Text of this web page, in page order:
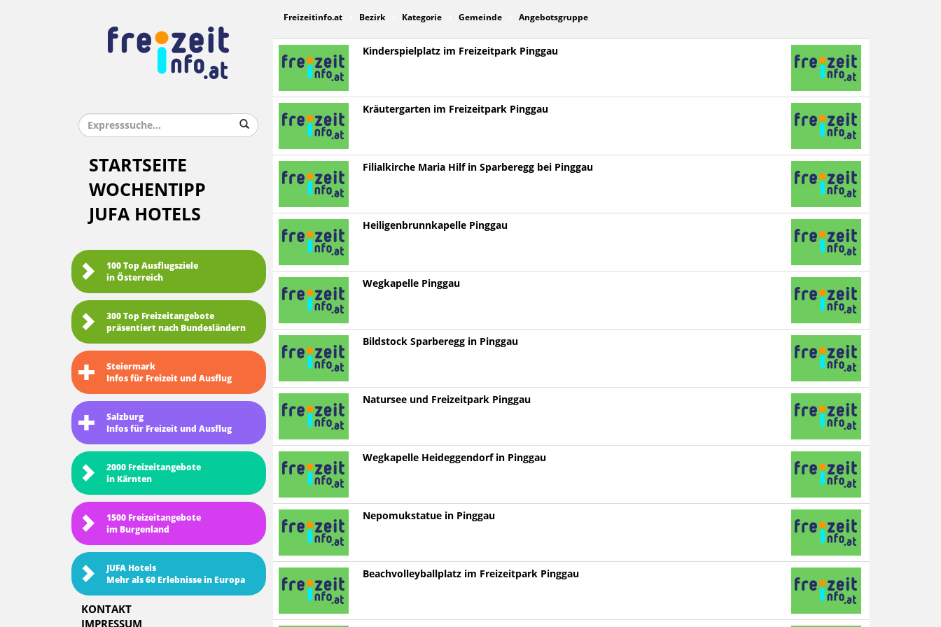
STARTSEITE
WOCHENTIPP
JUFA HOTELS
100 Top Ausflugsziele
in Österreich
300 Top Freizeitangebote
präsentiert nach Bundesländern
Steiermark
Infos für Freizeit und Ausflug
Salzburg
Infos für Freizeit und Ausflug
2000 Freizeitangebote
in Kärnten
1500 Freizeitangebote
im Burgenland
JUFA Hotels
Mehr als 60 Erlebnisse in Europa
KONTAKT
IMPRESSUM
Freizeitinfo.at Bezirk Kategorie Gemeinde Angebotsgruppe
Kinderspielplatz im Freizeitpark Pinggau
Kräutergarten im Freizeitpark Pinggau
Filialkirche Maria Hilf in Sparberegg bei Pinggau
Heiligenbrunnkapelle Pinggau
Wegkapelle Pinggau
Bildstock Sparberegg in Pinggau
Natursee und Freizeitpark Pinggau
Wegkapelle Heideggendorf in Pinggau
Nepomukstatue in Pinggau
Beachvolleyballplatz im Freizeitpark Pinggau